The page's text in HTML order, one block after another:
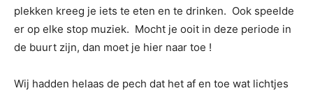
plekken kreeg je iets te eten en te drinken. Ook speelde
er op elke stop muziek. Mocht je ooit in deze periode in
de buurt zijn, dan moet je hier naar toe !
Wij hadden helaas de pech dat het af en toe wat lichtjes